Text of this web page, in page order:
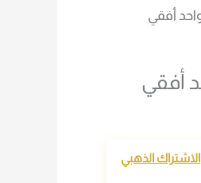
أفقي
أفقي
الاشتراك الذهبي